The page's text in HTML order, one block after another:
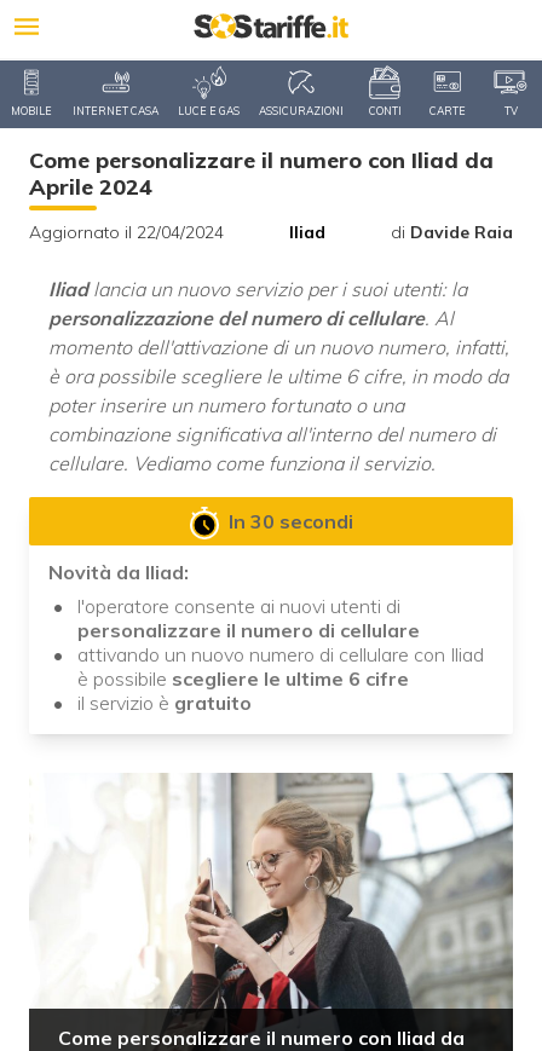
MOBILE INTERNET CASA LUCE E GAS ASSICURAZIONI CONTI CARTE TV
Come personalizzare il numero con Iliad da
Aprile 2024
Aggiornato il 22/04/2024 Iliad di Davide Raia
Iliadlancia un nuovo servizio per i suoi utenti: la
personalizzazione del numero di cellulare. Al
momento dell'attivazione di un nuovo numero, infatti,
è ora possibile scegliere le ultime 6 cifre, in modo da
poter inserire un numero fortunato o una
combinazione significativa all'interno del numero di
cellulare. Vediamo come funziona il servizio.
In 30 secondi
Novità da Iliad:
l'operatore consente ai nuovi utenti di
personalizzare il numero di cellulare
attivando un nuovo numero di cellulare con Iliad
è possibile scegliere le ultime 6 cifre
il servizio è gratuito
Come personalizzare il numero con Iliad da